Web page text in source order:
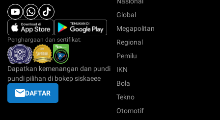
Penghargaan dan sertifikat:
Dapatkan kemenangan dan pundi
pundi pilihan di bokep siskaeee
DAFTAR
Global
Megapolitan
Regional
Pemilu
IKN
Bola
Tekno
Otomotif